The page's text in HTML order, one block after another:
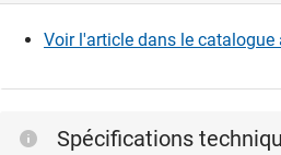
fichiers CAD.
Voir l'article dans le catalogue
Spécifications